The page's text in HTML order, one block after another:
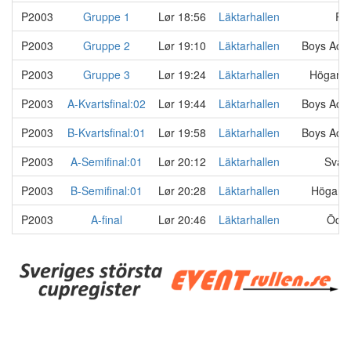
P2003
Gruppe 1 Lør 18:56 Läktarhallen
P2003
Gruppe 2 Lør 19:10 Läktarhallen
Boys
P2003
Gruppe 3 Lør 19:24 Läktarhallen
P2003
A-Kvartsfinal:02 Lør 19:44 Läktarhallen
Boys
P2003
B-Kvartsfinal:01 Lør 19:58 Läktarhallen
Boys
P2003
A-Semifinal:01 Lør 20:12 Läktarhallen
P2003
B-Semifinal:01 Lør 20:28 Läktarhallen
P2003
A-final Lør 20:46 Läktarhallen